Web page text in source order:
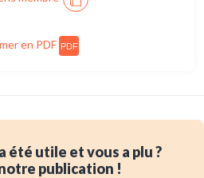
en PDF PDF
été utile et vous a plu ?
publication !